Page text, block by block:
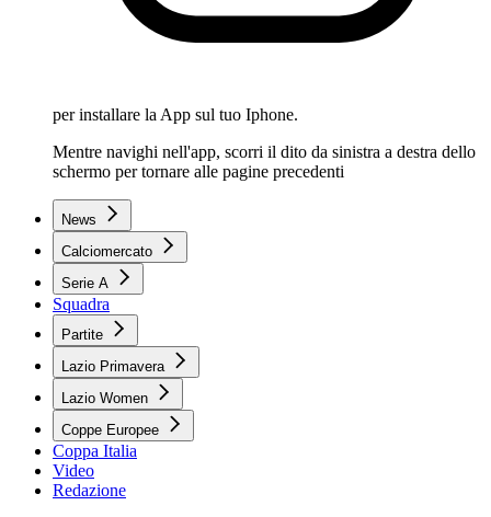
per installare la App sul tuo Iphone.
Mentre navighi nell'app, scorri il dito da sinistra a destra dello
schermo per tornare alle pagine precedenti
News
Calciomercato
Serie A
Squadra
Partite
Lazio Primavera
Lazio Women
Coppe Europee
Coppa Italia
Video
Redazione